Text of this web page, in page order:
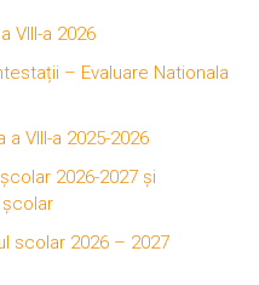
VIII-a 2026
– Evaluare Nationala
VIII-a 2025-2026
2026-2027 și
scolar 2026 – 2027